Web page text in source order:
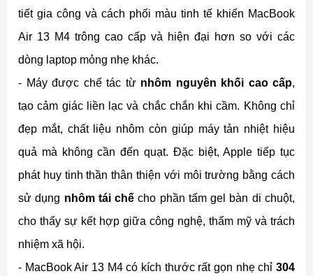
tiết gia công và cách phối màu tinh tế khiến MacBook
Air 13 M4 trông cao cấp và hiện đại hơn so với các
dòng laptop mỏng nhẹ khác.
- Máy được chế tác từ nhôm nguyên khối cao cấp,
tạo cảm giác liền lạc và chắc chắn khi cầm. Không chỉ
đẹp mắt, chất liệu nhôm còn giúp máy tản nhiệt hiệu
quả mà không cần đến quạt. Đặc biệt, Apple tiếp tục
phát huy tinh thần thân thiện với môi trường bằng cách
sử dụng nhôm tái chếcho phần tấm gel bàn di chuột,
cho thấy sự kết hợp giữa công nghệ, thẩm mỹ và trách
nhiệm xã hội.
- MacBook Air 13 M4 có kích thước rất gọn nhẹ chỉ304